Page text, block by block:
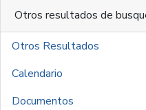
Otros resultados de
Otros Resultados
Calendario
Documentos